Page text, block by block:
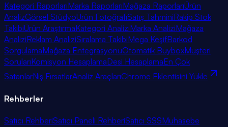
Kategori RaporlarıMarka RaporlarıMağaza RaporlarıÜrün
AnalizGörsel StüdyoÜrün FotoğrafıSatış TahminiRakip Stok
TakibiÜrün AraştırmaKategori AnaliziMarka AnaliziMağaza
AnaliziReklam AnaliziSıralama TakibiMega KeşifBarkod
SorgulamaMağaza EntegrasyonuOtomatik BuyboxMüşteri
SorularıKomisyon HesaplamaDesi HesaplamaEn Çok
SatanlarNiş FırsatlarAnaliz AraçlarıChrome Eklentisini Yükle
Rehberler
Satıcı RehberiSatıcı Paneli RehberiSatıcı SSSMuhasebe